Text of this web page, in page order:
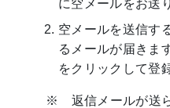
に空メールをお送
空メールを送信す
るメールが届きま
をクリックして登
※ 返信メールが送